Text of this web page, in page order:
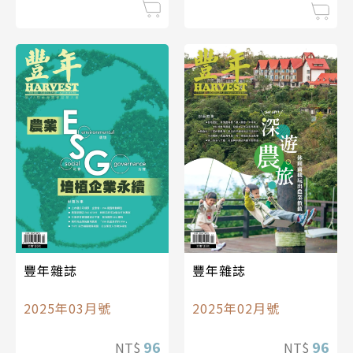
豐年雜誌
2025年03月號
NT$ 96
豐年雜誌
2025年02月號
NT$ 96